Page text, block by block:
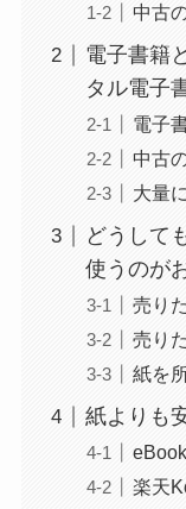
中古
電子書籍
タル電子
電子
中古
大量
どうして
使うのが
売り
売り
紙を
紙よりも
楽天